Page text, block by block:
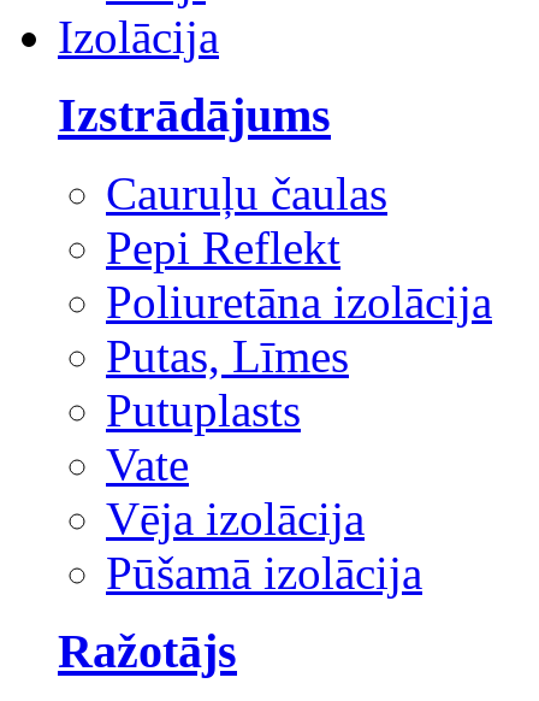
Izolācija
Izstrādājums
Cauruļu čaulas
Pepi Reflekt
Poliuretāna izolācija
Putas, Līmes
Putuplasts
Vate
Vēja izolācija
Pūšamā izolācija
Ražotājs